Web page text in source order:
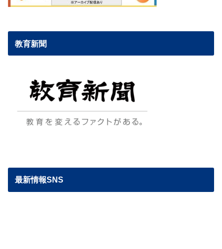
教育新聞
最新情報SNS